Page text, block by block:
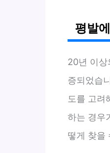
평발
20년 이상
증되었습
도를 고려
하는 경우
떻게 찾을